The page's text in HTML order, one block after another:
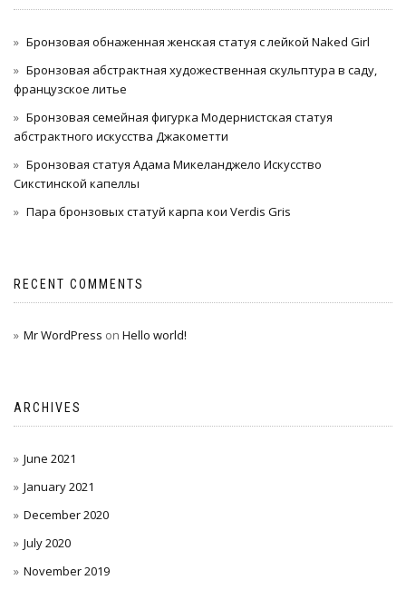
Бронзовая обнаженная женская статуя с лейкой Naked Girl
Бронзовая абстрактная художественная скульптура в саду,
французское литье
Бронзовая семейная фигурка Модернистская статуя
абстрактного искусства Джакометти
Бронзовая статуя Адама Микеланджело Искусство
Сикстинской капеллы
Пара бронзовых статуй карпа кои Verdis Gris
RECENT COMMENTS
Mr WordPress on Hello world!
ARCHIVES
June 2021
January 2021
December 2020
July 2020
November 2019